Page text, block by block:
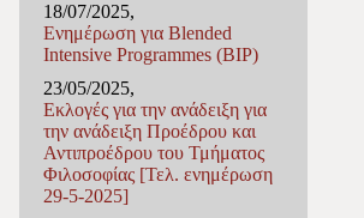
18/07/2025,
Ενημέρωση για Blended
Intensive Programmes (BIP)
23/05/2025,
Εκλογές για την ανάδειξη για
την ανάδειξη Προέδρου και
Αντιπροέδρου του Τμήματος
Φιλοσοφίας [Τελ. ενημέρωση
29-5-2025]